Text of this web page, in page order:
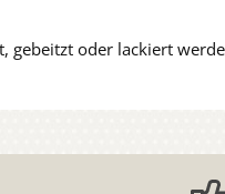
gebeitzt oder lackiert